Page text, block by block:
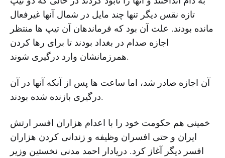
تازه نقس دیگر تنها چند مایل در شمال آنها غیرفعال
مانده بودند. علت آن بود که فرماندهان آن تیپ ها منتظر
اجازه صدام در بغداد بودند تا برای رها کردن
همرزمانشان وارد درگیری شوند.
آن اجازه صادر شد، اما ساعت ها پس از آنکه آنها در آن
درگیری بازنده شده بودند.
خمینی هم حکومت خود را با اعدام هزاران افسر ارتش
ایران و حتی افسران وظیفه و زندانی کردن هزاران
افسر دیگر آغاز کرد. دریادار احمد مدنی نخستین وزیر